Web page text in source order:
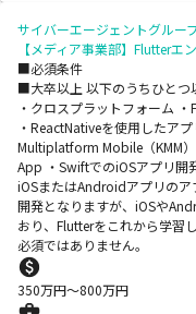
サイバーエージェントグルー
【メディア事業部】Flutterエ
■必須条件
■大卒以上 以下のうちひとつ
・クロスプラットフォーム
・ReactNativeを使用したア
Multiplatform Mobile（KMM
App ・SwiftでのiOSアプリ開
iOSまたはAndroidアプリの
開発となりますが、iOSや
おり、Flutterをこれから学習
必須ではありません。
350万円〜800万円